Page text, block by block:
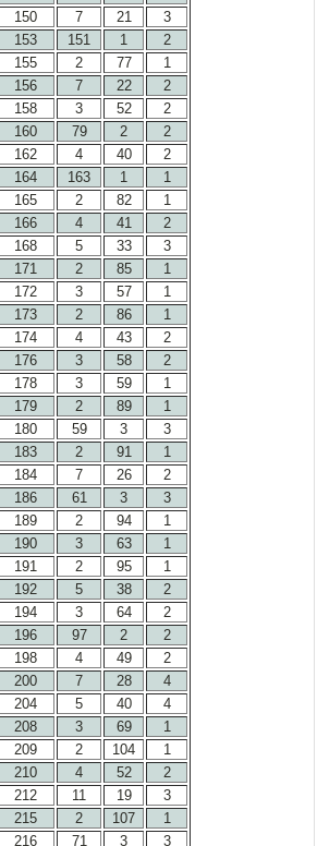
150 7 21
3
153 151 1
2
155 2 77
1
156 7 22
2
158 3 52
2
160 79 2
2
162 4 40
2
164 163 1
1
165 2 82
1
166 4 41
2
168 5 33
3
171 2 85
1
172 3 57
1
173 2 86
1
174 4 43
2
176 3 58
2
178 3 59
1
179 2 89
1
180 59 3
3
183 2 91
1
184 7 26
2
186 61 3
3
189 2 94
1
190 3 63
1
191 2 95
1
192 5 38
2
194 3 64
2
196 97 2
2
198 4 49
2
200 7 28
4
204 5 40
4
208 3 69
1
209 2 104
1
210 4 52
2
212 11 19
3
215 2 107
1
216 71 3
3